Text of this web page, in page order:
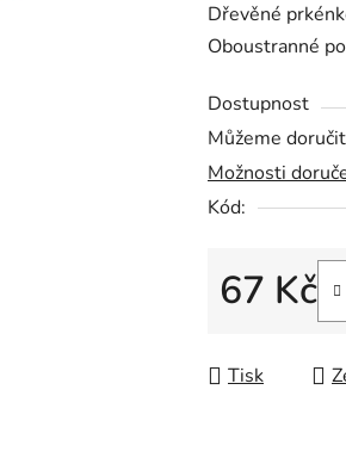
je
0,0
5
hvězdiček.
Dřevěné
Oboustranné
Dostupnost
Můžeme
Možnosti
Kód:
67 Kč
Měrná cena:
Tisk